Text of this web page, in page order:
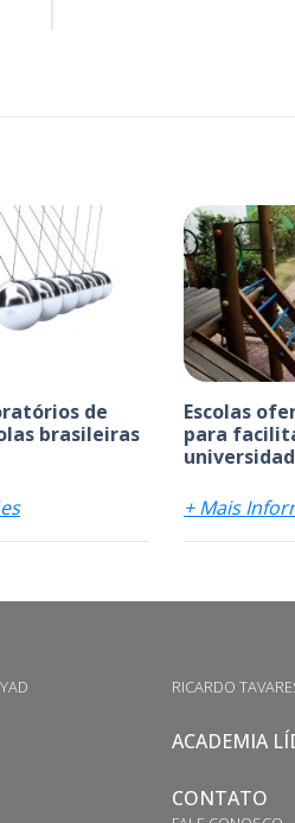
de
brasileiras
Escolas
para
+ Mais
RICARDO
ACADEMIA
CONTATO